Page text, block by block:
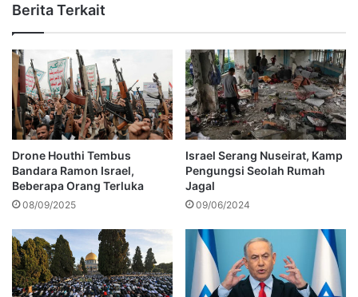
Berita Terkait
Drone Houthi Tembus
Bandara Ramon Israel,
Beberapa Orang Terluka
08/09/2025
Israel Serang Nuseirat, Kamp
Pengungsi Seolah Rumah
Jagal
09/06/2024